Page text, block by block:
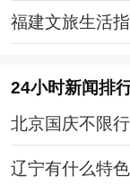
福建文旅生活
24小时新闻排
北京国庆不限
（时间+范围+
辽宁有什么特